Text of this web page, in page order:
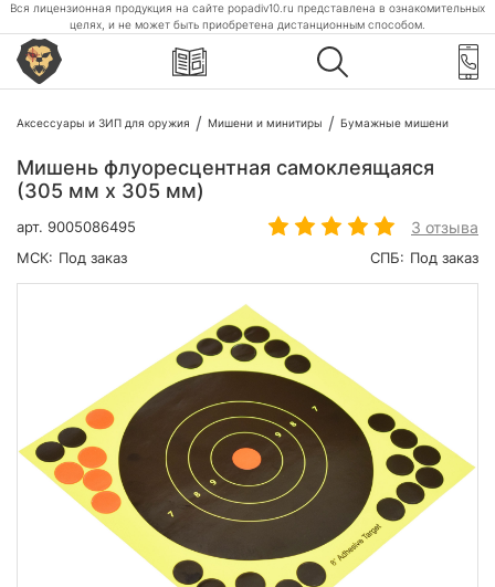
Вся лицензионная продукция на сайте popadiv10.ru представлена в ознакомительных
целях, и не может быть приобретена дистанционным способом.
Аксессуары и ЗИП для оружия Мишени и минитиры Бумажные мишени
Мишень флуоресцентная самоклеящаяся
(305 мм х 305 мм)
арт. 9005086495 3 отзыва
МСК: Под заказ СПБ: Под заказ